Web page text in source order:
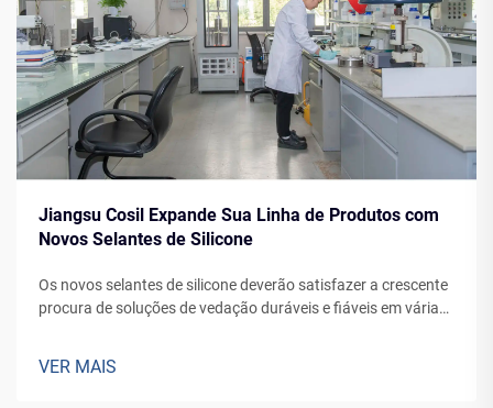
Jiangsu Cosil Expande Sua Linha de Produtos com
Novos Selantes de Silicone
Os novos selantes de silicone deverão satisfazer a crescente
procura de soluções de vedação duráveis e fiáveis em várias
VER MAIS